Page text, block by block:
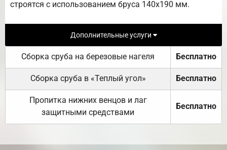
строятся с использованием бруса 140х190 мм.
Дополнительные услуги
Сборка сруба на березовые нагеля Бесплатно
Сборка сруба в «Теплый угол» Бесплатно
Пропитка нижних венцов и лаг
защитными средствами
Бесплатно